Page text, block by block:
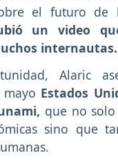
el futuro de
un video
internautas.
Alaric
Estados
que no
sino que